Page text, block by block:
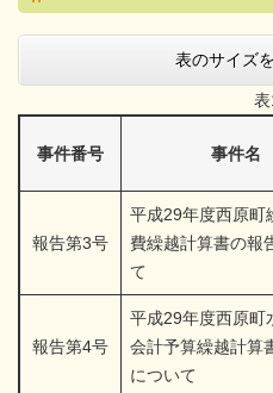
表のサイズ
表
事件番号 事件名
報告第3号
平成29年度西原町
費繰越計算書の報
て
報告第4号
平成29年度西原町
会計予算繰越計算
について